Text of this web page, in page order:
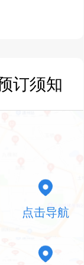
订须知
点击导航